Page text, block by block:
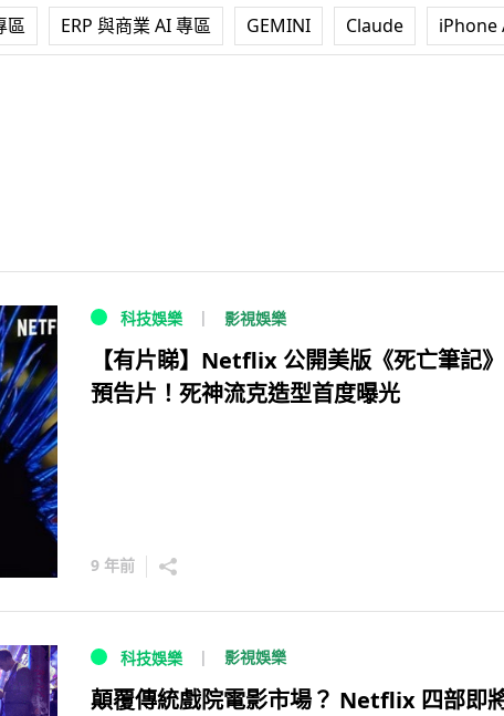
區 ERP 與商業 AI 專區 GEMINI Claude iPhone
科技娛樂 影視娛樂
【有片睇】Netflix 公開美版《死亡筆記
預告片！死神流克造型首度曝光
9 年前
科技娛樂 影視娛樂
顛覆傳統戲院電影市場？ Netflix 四部即